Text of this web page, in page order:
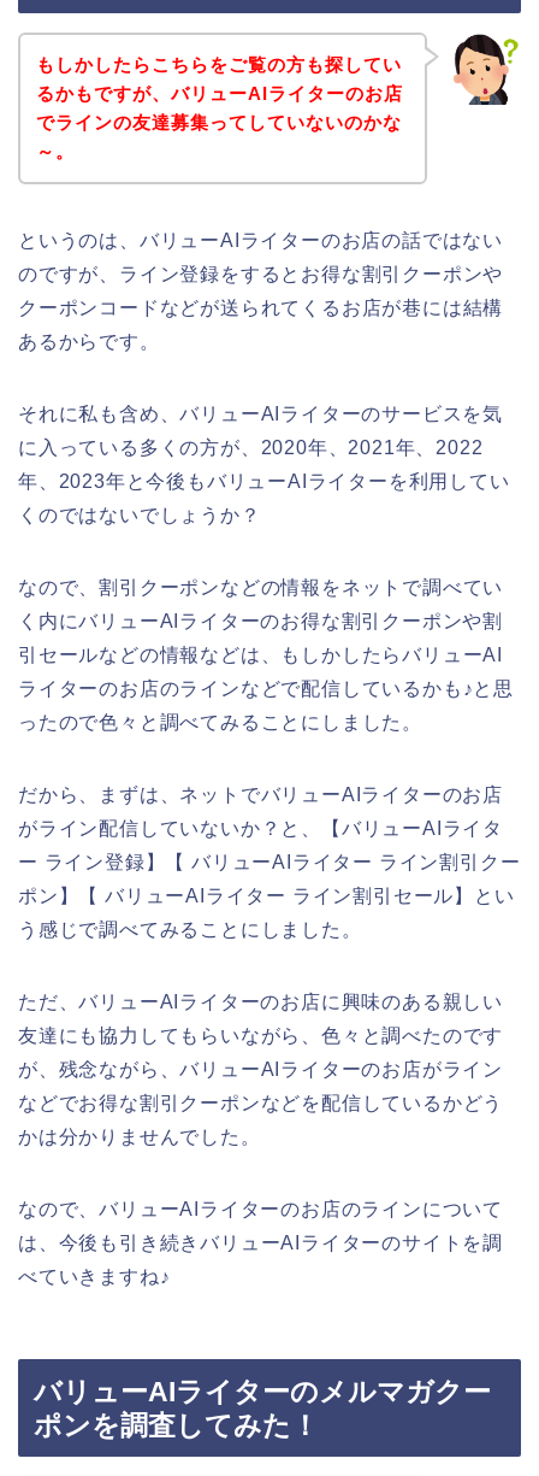
もしかしたらこちらをご覧の方も探してい
るかもですが、バリューAIライターのお店
でラインの友達募集ってしていないのかな
～。
というのは、バリューAIライターのお店の話ではない
のですが、ライン登録をするとお得な割引クーポンや
クーポンコードなどが送られてくるお店が巷には結構
あるからです。
それに私も含め、バリューAIライターのサービスを気
に入っている多くの方が、2020年、2021年、2022
年、2023年と今後もバリューAIライターを利用してい
くのではないでしょうか？
なので、割引クーポンなどの情報をネットで調べてい
く内にバリューAIライターのお得な割引クーポンや割
引セールなどの情報などは、もしかしたらバリューAI
ライターのお店のラインなどで配信しているかも♪と思
ったので色々と調べてみることにしました。
だから、まずは、ネットでバリューAIライターのお店
がライン配信していないか？と、【バリューAIライタ
ー ライン登録】【 バリューAIライター ライン割引クー
ポン】【 バリューAIライター ライン割引セール】とい
う感じで調べてみることにしました。
ただ、バリューAIライターのお店に興味のある親しい
友達にも協力してもらいながら、色々と調べたのです
が、残念ながら、バリューAIライターのお店がライン
などでお得な割引クーポンなどを配信しているかどう
かは分かりませんでした。
なので、バリューAIライターのお店のラインについて
は、今後も引き続きバリューAIライターのサイトを調
べていきますね♪
バリューAIライターのメルマガクー
ポンを調査してみた！